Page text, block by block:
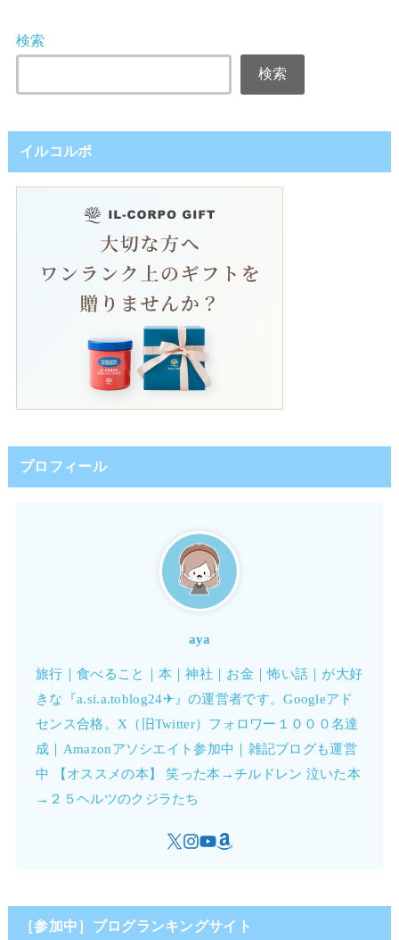
検索
検索
イルコルポ
プロフィール
aya
旅行｜食べること｜本｜神社｜お金｜怖い話｜が大好
きな『a.si.a.toblog24✈︎』の運営者です。Googleアド
センス合格。X（旧Twitter）フォロワー１０００名達
成｜Amazonアソシエイト参加中｜雑記ブログも運営
中 【オススメの本】 笑った本→チルドレン 泣いた本
→２５ヘルツのクジラたち
［参加中］ブログランキングサイト